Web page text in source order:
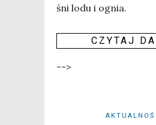
śni lodu i ognia.
CZY­TAJ
-->